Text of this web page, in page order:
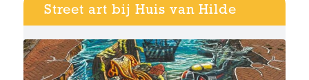
Street art bij Huis van Hilde